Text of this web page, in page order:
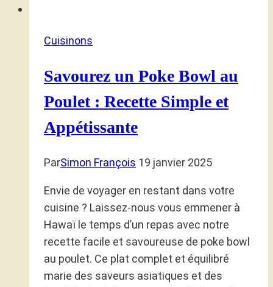
Cuisinons
Savourez un Poke Bowl au
Poulet : Recette Simple et
Appétissante
ParSimon François 19 janvier 2025
Envie de voyager en restant dans votre
cuisine ? Laissez-nous vous emmener à
Hawaï le temps d’un repas avec notre
recette facile et savoureuse de poke bowl
au poulet. Ce plat complet et équilibré
marie des saveurs asiatiques et des